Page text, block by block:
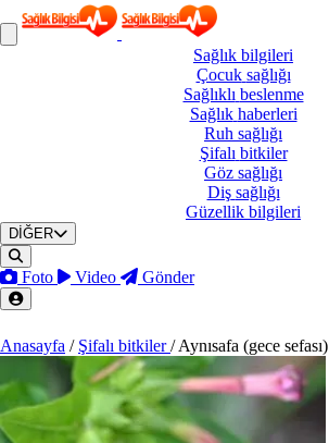
Sağlık bilgileri
Çocuk sağlığı
Sağlıklı beslenme
Sağlık haberleri
Ruh sağlığı
Şifalı bitkiler
Göz sağlığı
Diş sağlığı
Güzellik bilgileri
DİĞER
Foto Video Gönder
Anasayfa / Şifalı bitkiler/ Aynısafa (gece sefası)